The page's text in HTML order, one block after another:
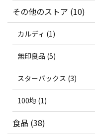
その他のストア (10)
カルディ (1)
無印良品 (5)
スターバックス (3)
100均 (1)
食品 (38)